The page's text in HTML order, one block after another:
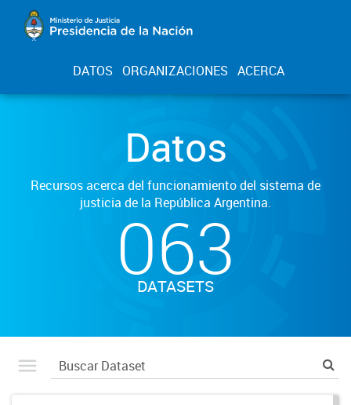
DATOS ORGANIZACIONES ACERCA
Datos
Recursos acerca del funcionamiento del sistema de
justicia de la República Argentina.
063
DATASETS